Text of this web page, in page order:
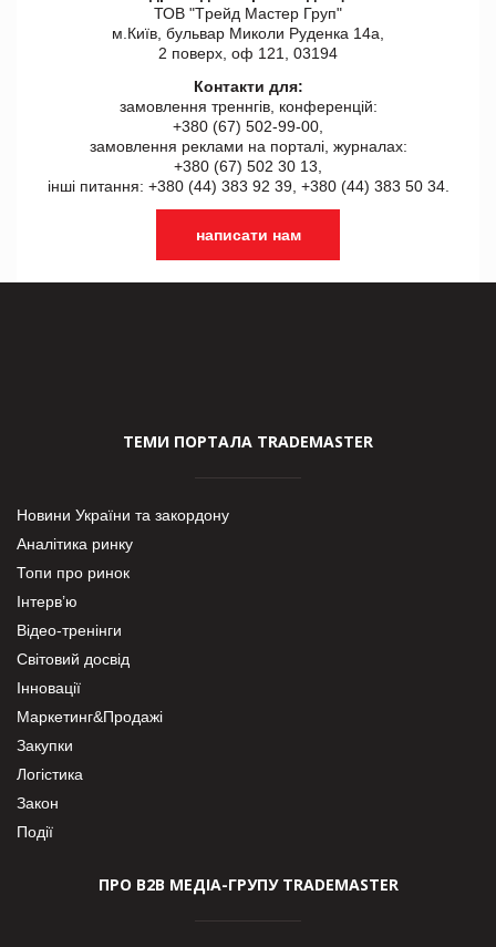
ТОВ "Tрейд Мастер Груп"
м.Київ, бульвар Миколи Руденка 14а,
2 поверх, оф 121, 03194
Контакти для:
замовлення треннгів, конференцій:
+380 (67) 502-99-00,
замовлення реклами на порталі, журналах:
+380 (67) 502 30 13,
інші питання: +380 (44) 383 92 39, +380 (44) 383 50 34.
написати нам
ТЕМИ ПОРТАЛА TRADEMASTER
Новини України та закордону
Аналітика ринку
Топи про ринок
Інтерв’ю
Відео-тренінги
Світовий досвід
Інновації
Маркетинг&Продажі
Закупки
Логістика
Закон
Події
ПРО В2В МЕДІА-ГРУПУ TRADEMASTER